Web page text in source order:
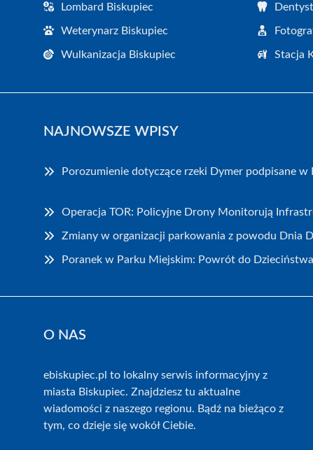
Lombard Biskupiec
Weterynarz Biskupiec
Wulkanizacja Biskupiec Stacja
NAJNOWSZE WPISY
Porozumienie dotyczące rzeki Dymer podpisane w
Operacja TOR: Policyjne Drony Monitorują
Zmiany w organizacji parkowania z powodu Dnia
Poranek w Parku Miejskim: Powrót do
O NAS
ebiskupiec.pl to lokalny serwis informacyjny z
miasta Biskupiec. Znajdziesz tu aktualne
wiadomości z naszego regionu. Bądź na bieżąco z
tym, co dzieje się wokół Ciebie.